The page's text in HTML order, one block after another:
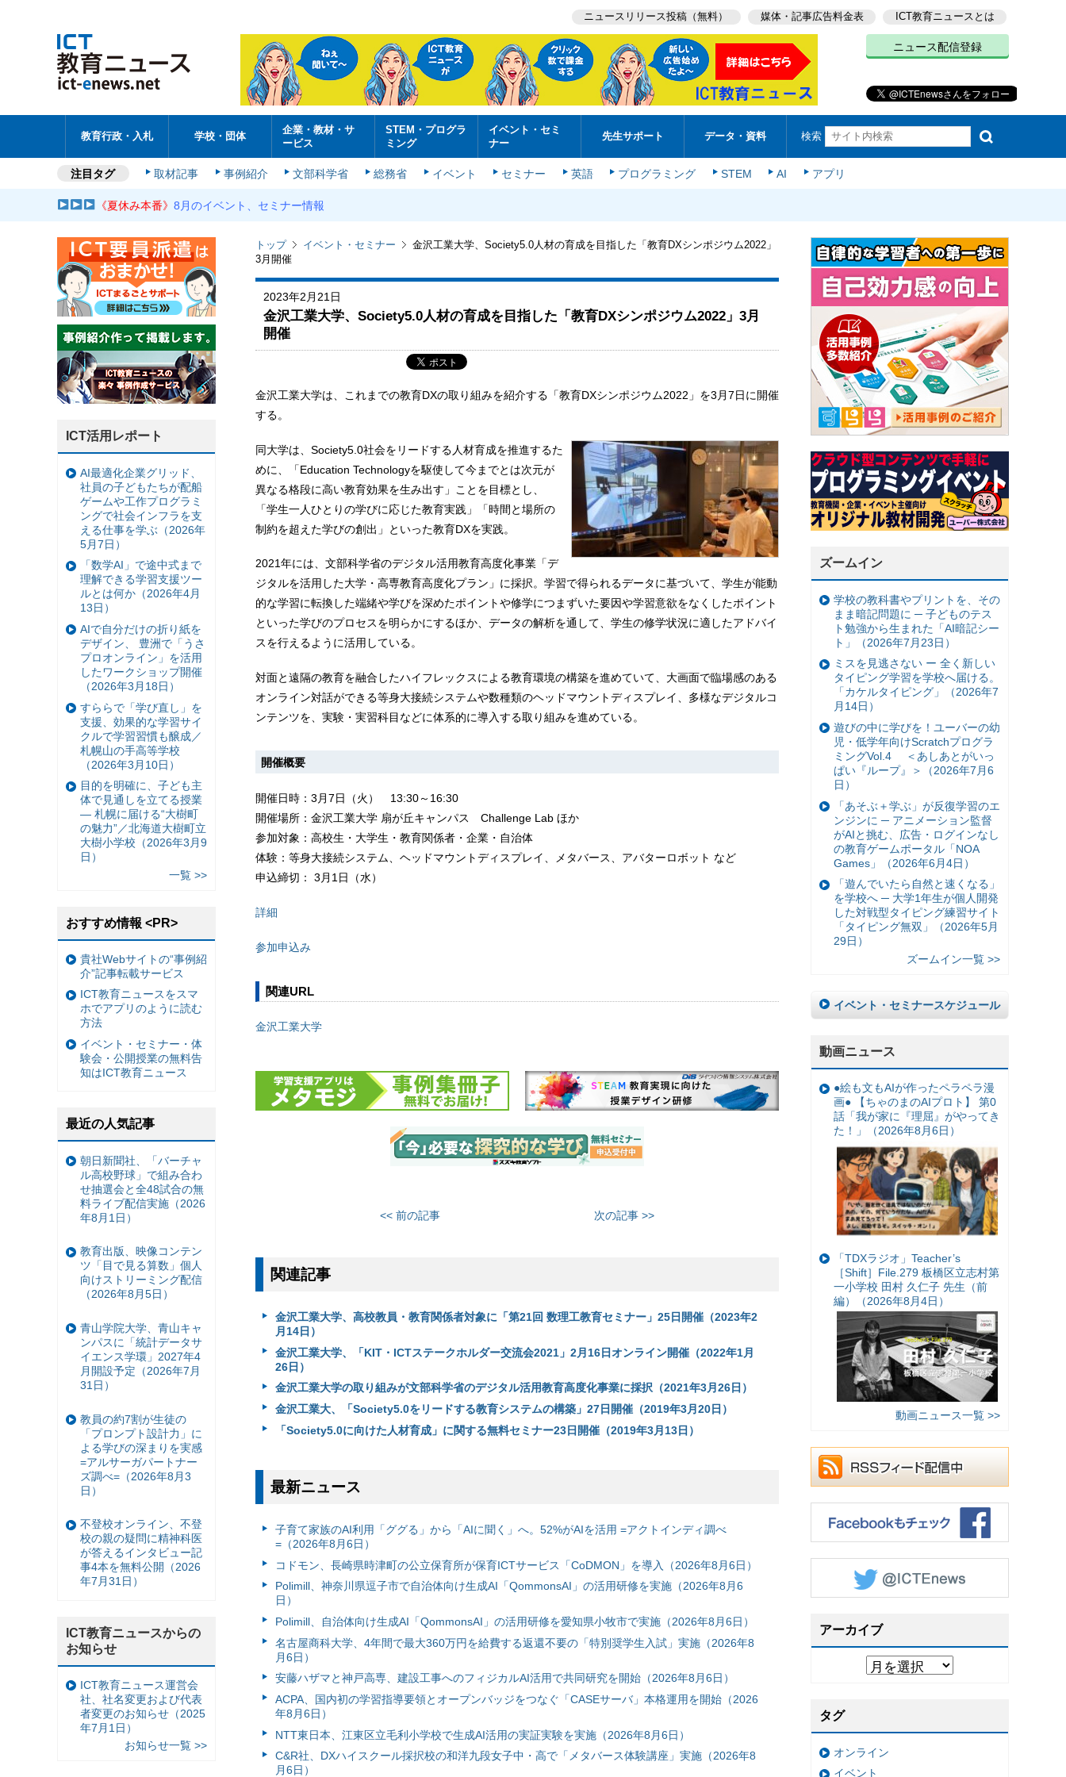
ニュースリリース投稿（無料） 媒体・記事広告料金表 ICT教育ニュースとは
ニュース配信登録
教育行政・入札 学校・団体
企業・教材・サ
ービス
STEM・プログラ
ミング
イベント・セミ
ナー
先生サポート データ・資料 検索
注目タグ 取材記事 事例紹介 文部科学省 総務省 イベント セミナー 英語 プログラミング STEM AI アプリ
《夏休み本番》8月のイベント、セミナー情報
トップ イベント・セミナー
金沢工業大学、Society5.0人材の育成を目指した「教育DXシンポジウム2022」
3月開催
2023年2月21日
金沢工業大学、Society5.0人材の育成を目指した「教育DXシンポジウム2022」3月
開催
金沢工業大学は、これまでの教育DXの取り組みを紹介する「教育DXシンポジウム2022」を3月7日に開催
する。
同大学は、Society5.0社会をリードする人材育成を推進するた
めに、「Education Technologyを駆使して今までとは次元が
異なる格段に高い教育効果を生み出す」ことを目標とし、
「学生一人ひとりの学びに応じた教育実践」「時間と場所の
制約を超えた学びの創出」といった教育DXを実践。
2021年には、文部科学省のデジタル活用教育高度化事業「デ
ジタルを活用した大学・高専教育高度化プラン」に採択。学習で得られるデータに基づいて、学生が能動
的な学習に転換した端緒や学びを深めたポイントや修学につまずいた要因や学習意欲をなくしたポイント
といった学びのプロセスを明らかにするほか、データの解析を通して、学生の修学状況に適したアドバイ
スを行えるように活用している。
対面と遠隔の教育を融合したハイフレックスによる教育環境の構築を進めていて、大画面で臨場感のある
オンライン対話ができる等身大接続システムや数種類のヘッドマウントディスプレイ、多様なデジタルコ
ンテンツを、実験・実習科目などに体系的に導入する取り組みを進めている。
開催概要
開催日時：3月7日（火） 13:30～16:30
開催場所：金沢工業大学 扇が丘キャンパス Challenge Lab ほか
参加対象：高校生・大学生・教育関係者・企業・自治体
体験：等身大接続システム、ヘッドマウントディスプレイ、メタバース、アバターロボット など
申込締切： 3月1日（水）
詳細
参加申込み
関連URL
金沢工業大学
<< 前の記事 次の記事 >>
関連記事
金沢工業大学、高校教員・教育関係者対象に「第21回 数理工教育セミナー」25日開催（2023年2
月14日）
金沢工業大学、「KIT・ICTステークホルダー交流会2021」2月16日オンライン開催（2022年1月
26日）
金沢工業大学の取り組みが文部科学省のデジタル活用教育高度化事業に採択（2021年3月26日）
金沢工業大、「Society5.0をリードする教育システムの構築」27日開催（2019年3月20日）
「Society5.0に向けた人材育成」に関する無料セミナー23日開催（2019年3月13日）
最新ニュース
子育て家族のAI利用「ググる」から「AIに聞く」へ。52%がAIを活用 =アクトインディ調べ
=（2026年8月6日）
コドモン、長崎県時津町の公立保育所が保育ICTサービス「CoDMON」を導入（2026年8月6日）
Polimill、神奈川県逗子市で自治体向け生成AI「QommonsAI」の活用研修を実施（2026年8月6
日）
Polimill、自治体向け生成AI「QommonsAI」の活用研修を愛知県小牧市で実施（2026年8月6日）
名古屋商科大学、4年間で最大360万円を給費する返還不要の「特別奨学生入試」実施（2026年8
月6日）
安藤ハザマと神戸高専、建設工事へのフィジカルAI活用で共同研究を開始（2026年8月6日）
ACPA、国内初の学習指導要領とオープンバッジをつなぐ「CASEサーバ」本格運用を開始（2026
年8月6日）
NTT東日本、江東区立毛利小学校で生成AI活用の実証実験を実施（2026年8月6日）
C&R社、DXハイスクール採択校の和洋九段女子中・高で「メタバース体験講座」実施（2026年8
月6日）
ズームイン
学校の教科書やプリントを、その
まま暗記問題に ─ 子どものテス
ト勉強から生まれた「AI暗記シー
ト」（2026年7月23日）
ミスを見逃さない ー 全く新しい
タイピング学習を学校へ届ける。
「カケルタイピング」（2026年7
月14日）
遊びの中に学びを！ユーバーの幼
児・低学年向けScratchプログラ
ミングVol.4 ＜あしあとがいっ
ぱい『ループ』＞（2026年7月6
日）
「あそぶ＋学ぶ」が反復学習のエ
ンジンに ─ アニメーション監督
がAIと挑む、広告・ログインなし
の教育ゲームポータル「NOA
Games」（2026年6月4日）
「遊んでいたら自然と速くなる」
を学校へ ─ 大学1年生が個人開発
した対戦型タイピング練習サイト
「タイピング無双」（2026年5月
29日）
ズームイン一覧 >>
イベント・セミナースケジュール
動画ニュース
●絵も文もAIが作ったペラペラ漫
画● 【ちゃのまのAIプロト】 第0
話「我が家に『理屈』がやってき
た！」（2026年8月6日）
「TDXラジオ」Teacher’s
［Shift］File.279 板橋区立志村第
一小学校 田村 久仁子 先生（前
編）（2026年8月4日）
動画ニュース一覧 >>
アーカイブ
タグ
オンライン
イベント
ICT活用レポート
AI最適化企業グリッド、
社員の子どもたちが配船
ゲームや工作プログラミ
ングで社会インフラを支
える仕事を学ぶ（2026年
5月7日）
「数学AI」で途中式まで
理解できる学習支援ツー
ルとは何か（2026年4月
13日）
AIで自分だけの折り紙を
デザイン、 豊洲で「うさ
プロオンライン」を活用
したワークショップ開催
（2026年3月18日）
すららで「学び直し」を
支援、効果的な学習サイ
クルで学習習慣も醸成／
札幌山の手高等学校
（2026年3月10日）
目的を明確に、子ども主
体で見通しを立てる授業
— 札幌に届ける“大樹町
の魅力”／北海道大樹町立
大樹小学校（2026年3月9
日）
一覧 >>
おすすめ情報 <PR>
貴社Webサイトの“事例紹
介”記事転載サービス
ICT教育ニュースをスマ
ホでアプリのように読む
方法
イベント・セミナー・体
験会・公開授業の無料告
知はICT教育ニュース
最近の人気記事
朝日新聞社、「バーチャ
ル高校野球」で組み合わ
せ抽選会と全48試合の無
料ライブ配信実施（2026
年8月1日）
教育出版、映像コンテン
ツ「目で見る算数」個人
向けストリーミング配信
（2026年8月5日）
青山学院大学、青山キャ
ンパスに「統計データサ
イエンス学環」2027年4
月開設予定（2026年7月
31日）
教員の約7割が生徒の
「プロンプト設計力」に
よる学びの深まりを実感
=アルサーガパートナー
ズ調べ=（2026年8月3
日）
不登校オンライン、不登
校の親の疑問に精神科医
が答えるインタビュー記
事4本を無料公開（2026
年7月31日）
ICT教育ニュースからの
お知らせ
ICT教育ニュース運営会
社、社名変更および代表
者変更のお知らせ（2025
年7月1日）
お知らせ一覧 >>